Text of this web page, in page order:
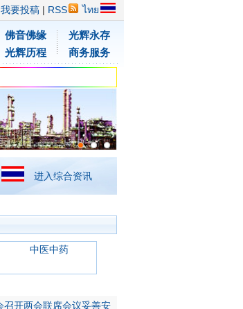
我要投稿 | RSS ไทย
佛音佛缘
光辉历程
光辉永存
商务服务
进入综合资讯
中医中药